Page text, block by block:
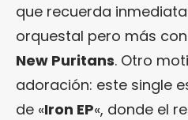
que recuerda
orquestal pero más
New Puritans. Otro
adoración: este single
de «Iron EP«, donde el